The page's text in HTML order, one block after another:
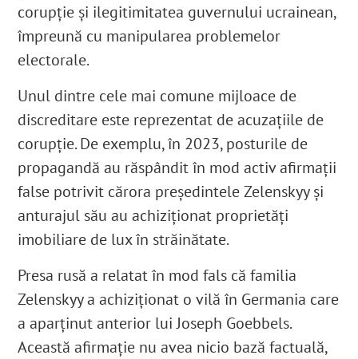
corupție și ilegitimitatea guvernului ucrainean,
împreună cu manipularea problemelor
electorale.
Unul dintre cele mai comune mijloace de
discreditare este reprezentat de acuzațiile de
corupție. De exemplu, în 2023, posturile de
propagandă au răspândit în mod activ afirmații
false potrivit cărora președintele Zelenskyy și
anturajul său au achiziționat proprietăți
imobiliare de lux în străinătate.
Presa rusă a relatat în mod fals că familia
Zelenskyy a achiziționat o vilă în Germania care
a aparținut anterior lui Joseph Goebbels.
Această afirmație nu avea nicio bază factuală,